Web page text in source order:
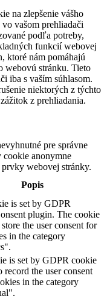
na zlepšenie vášho
vašom prehliadači
podľa potreby,
funkcií webovej
ktoré nám pomáhajú
webovú stránku. Tieto
iba s vaším súhlasom.
niektorých z týchto
z prehliadania.
pre správne
cookie anonymne
webovej stránky.
Popis
is set by GDPR
plugin. The cookie
the user consent for
in the category
is set by GDPR cookie
record the user consent
in the category